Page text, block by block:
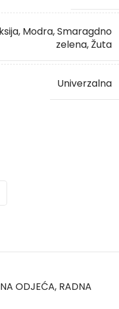
, Modra,Smaragdno
zelena,Žuta
Univerzalna
ODJEĆA, RADNA